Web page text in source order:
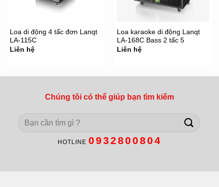
Loa di động 4 tấc đơn Lanqt
LA-115C
Liên hệ
Loa karaoke di động Lanqt
LA-168C Bass 2 tấc 5
Liên hệ
Chúng tôi có thể giúp bạn tìm kiếm
Search
for:
HOTLINE 0932800804